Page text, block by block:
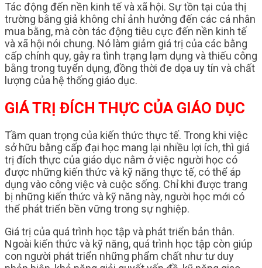
Tác động đến nền kinh tế và xã hội. Sự tồn tại của thị
trường bằng giả không chỉ ảnh hưởng đến các cá nhân
mua bằng, mà còn tác động tiêu cực đến nền kinh tế
và xã hội nói chung. Nó làm giảm giá trị của các bằng
cấp chính quy, gây ra tình trạng lạm dụng và thiếu công
bằng trong tuyển dụng, đồng thời đe dọa uy tín và chất
lượng của hệ thống giáo dục.
GIÁ TRỊ ĐÍCH THỰC CỦA GIÁO DỤC
Tầm quan trọng của kiến thức thực tế. Trong khi việc
sở hữu bằng cấp đại học mang lại nhiều lợi ích, thì giá
trị đích thực của giáo dục nằm ở việc người học có
được những kiến thức và kỹ năng thực tế, có thể áp
dụng vào công việc và cuộc sống. Chỉ khi được trang
bị những kiến thức và kỹ năng này, người học mới có
thể phát triển bền vững trong sự nghiệp.
Giá trị của quá trình học tập và phát triển bản thân.
Ngoài kiến thức và kỹ năng, quá trình học tập còn giúp
con người phát triển những phẩm chất như tư duy